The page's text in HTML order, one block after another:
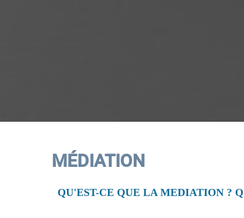
MÉDIATION
QU'EST-CE QUE LA MEDIATION ?